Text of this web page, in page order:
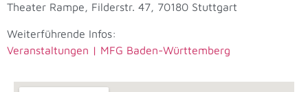
Theater Rampe, Filderstr. 47, 70180 Stuttgart
Weiterführende Infos:
Veranstaltungen | MFG Baden-Württemberg